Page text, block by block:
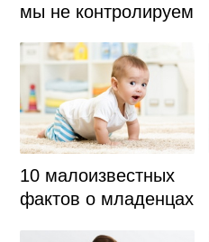
мы не контролируем
10 малоизвестных
фактов о младенцах